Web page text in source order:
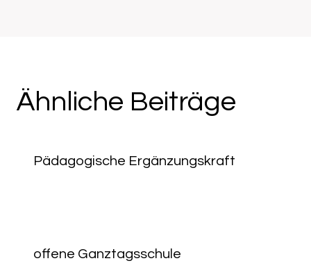
Ähnliche Beiträge
Pädagogische Ergänzungskraft
offene Ganztagsschule